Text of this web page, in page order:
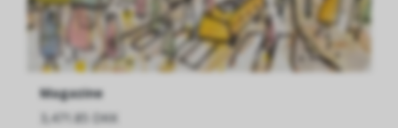
Magazine
3,471.85 DKK